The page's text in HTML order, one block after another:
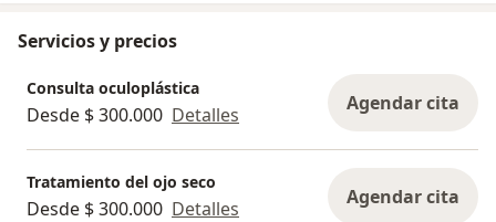
Servicios y precios
Consulta oculoplástica
Desde $ 300.000 Detalles Agendar cita
Tratamiento del ojo seco
Desde $ 300.000 Detalles Agendar cita